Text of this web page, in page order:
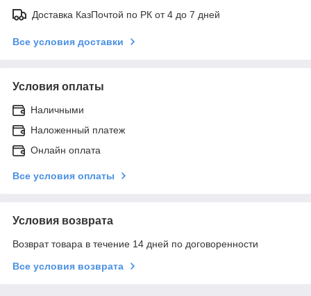
Доставка КазПочтой по РК от 4 до 7 дней
Все условия доставки
Условия оплаты
Наличными
Наложенный платеж
Онлайн оплата
Все условия оплаты
Условия возврата
Возврат товара в течение 14 дней по договоренности
Все условия возврата